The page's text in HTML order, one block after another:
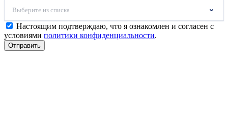
Выберите из списка
Настоящим подтверждаю, что я ознакомлен и согласен с
условиями политики конфиденциальности.
Отправить